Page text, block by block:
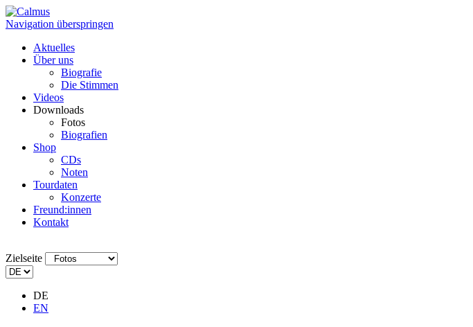
Navigation überspringen
Aktuelles
Über uns
Biografie
Die Stimmen
Videos
Downloads
Fotos
Biografien
Shop
CDs
Noten
Tourdaten
Konzerte
Freund:innen
Kontakt
Zielseite
DE
EN